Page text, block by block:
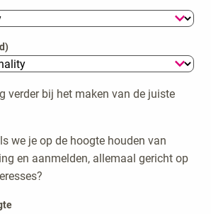
verder bij het maken van de juiste
we je op de hoogte houden van
en aanmelden, allemaal gericht op